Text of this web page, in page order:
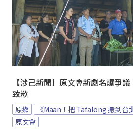
【涉己新聞】原文會新劇名爆爭
致歉
原鄉 《Maan！把 Tafalong 搬到台
原文會